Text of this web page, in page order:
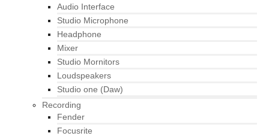
Audio Interface
Studio Microphone
Headphone
Mixer
Studio Mornitors
Loudspeakers
Studio one (Daw)
Recording
Fender
Focusrite